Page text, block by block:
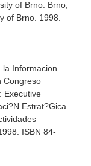
of Brno. Brno,
of Brno. 1998.
la Informacion
Congreso
Executive
Estrat?Gica
ISBN 84-